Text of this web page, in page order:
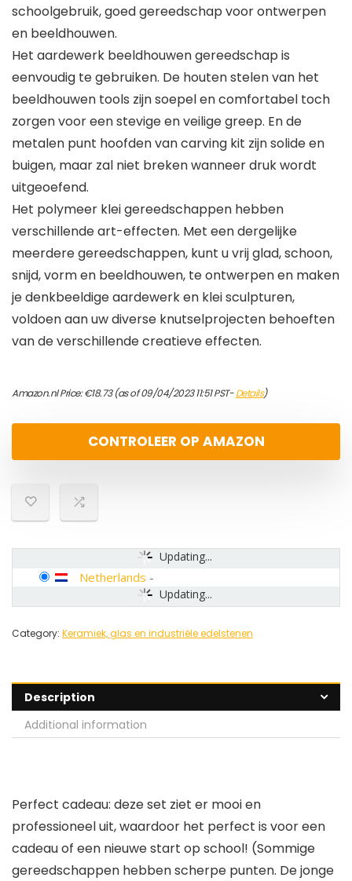
schoolgebruik, goed gereedschap voor ontwerpen
en beeldhouwen.
Het aardewerk beeldhouwen gereedschap is
eenvoudig te gebruiken. De houten stelen van het
beeldhouwen tools zijn soepel en comfortabel toch
zorgen voor een stevige en veilige greep. En de
metalen punt hoofden van carving kit zijn solide en
buigen, maar zal niet breken wanneer druk wordt
uitgeoefend.
Het polymeer klei gereedschappen hebben
verschillende art-effecten. Met een dergelijke
meerdere gereedschappen, kunt u vrij glad, schoon,
snijd, vorm en beeldhouwen, te ontwerpen en maken
je denkbeeldige aardewerk en klei sculpturen,
voldoen aan uw diverse knutselprojecten behoeften
van de verschillende creatieve effecten.
Amazon.nl Price:€18.73(as of 09/04/2023 11:51 PST-Details)
CONTROLEER OP AMAZON
Updating...
Updating...
Netherlands -
Category: Keramiek, glas en industriële edelstenen
Description
Additional information
Perfect cadeau: deze set ziet er mooi en
professioneel uit, waardoor het perfect is voor een
cadeau of een nieuwe start op school! (Sommige
gereedschappen hebben scherpe punten. De jonge